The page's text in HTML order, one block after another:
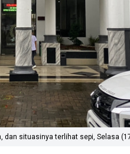
dan situasinya terlihat sepi, Selasa